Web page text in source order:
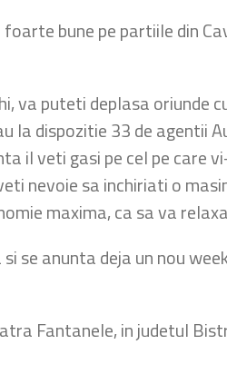
bune pe partiile din
va puteti deplasa oriunde
la dispozitie 33 de agentii
il veti gasi pe cel pe care
nevoie sa inchiriati o
maxima, ca sa va
se anunta deja un nou
Fantanele, in judetul